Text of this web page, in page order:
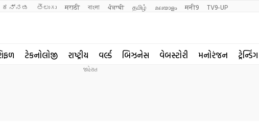
ಕನ್ನಡ తెలుగు मराठी বাংলা ਪੰਜਾਬੀ தமிழ் മലയാളം मनी9 TV9-UP
ટેકનોલોજી રાષ્ટ્રીય વર્લ્ડ બિઝનેસ વેબસ્ટોરી મનોરંજન ટ્રેન્ડિંગ